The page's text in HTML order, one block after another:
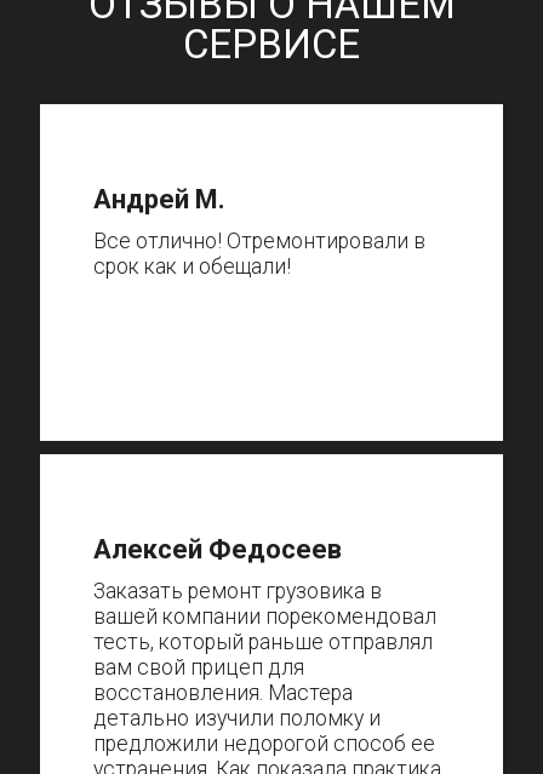
СЕРВИСЕ
Андрей М.
Все отлично! Отремонтировали в
срок как и обещали!
Алексей Федосеев
Заказать ремонт грузовика в
вашей компании порекомендовал
тесть, который раньше отправлял
вам свой прицеп для
восстановления. Мастера
детально изучили поломку и
предложили недорогой способ ее
устранения. Как показала практика,